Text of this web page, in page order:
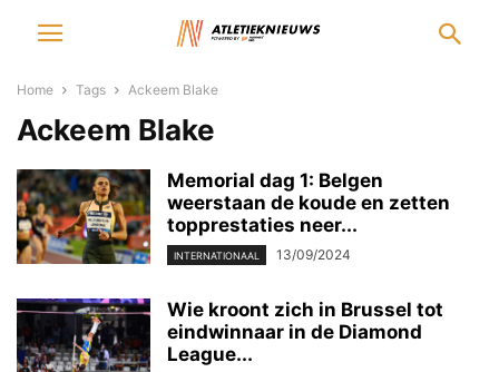
Home Tags Ackeem Blake
Ackeem Blake
Memorial dag 1: Belgen
weerstaan de koude en zetten
topprestaties neer...
INTERNATIONAAL 13/09/2024
Wie kroont zich in Brussel tot
eindwinnaar in de Diamond
League...